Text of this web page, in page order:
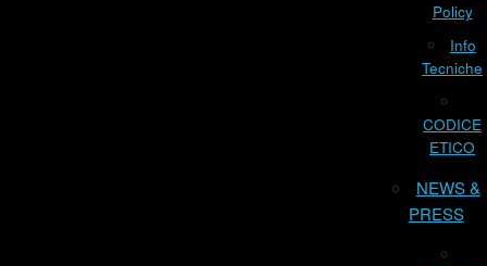
Policy
Info
Tecniche
CODICE
ETICO
NEWS &
PRESS